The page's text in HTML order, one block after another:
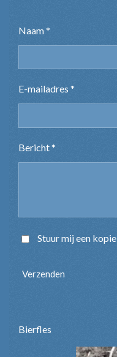
Naam *
E-mailadres *
Bericht *
Stuur mij een kopie
Verzenden
Bierfles